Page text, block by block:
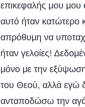
επικεφαλής μου μου
αυτό ήταν κατώτερο
απρόθυμη να
ήταν γελοίες!
μόνο με την
του Θεού, αλλά εγώ
ανταποδώσω την